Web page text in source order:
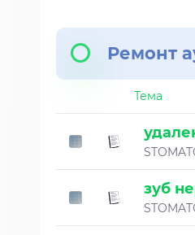
Ремонт
Тема
зуб